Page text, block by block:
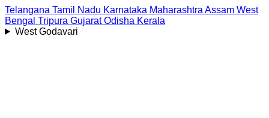
Telangana Tamil Nadu Karnataka Maharashtra Assam West
Bengal Tripura Gujarat Odisha Kerala
West Godavari